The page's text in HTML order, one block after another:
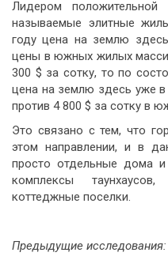
Лидером
называемые элитные
году цена на землю здесь
цены в южных жилых
300 $ за сотку, то по
цена на землю здесь уже
против 4 800 $ за сотку в
Это связано с тем, что
этом направлении, и в
просто отдельные дома
комплексы
коттеджные поселки.
Предыдущие исследования: